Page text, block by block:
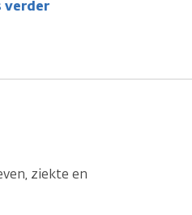
verder
ziekte en